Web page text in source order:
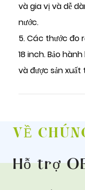
và gia vị và dễ
nước.
5. Các thước đo
18 inch. Bảo
và được sản xuất
VỀ
Hỗ trợ